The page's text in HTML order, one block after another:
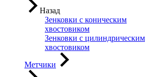
Назад
Зенковки с коническим
хвостовиком
Зенковки с цилиндрическим
хвостовиком
Метчики